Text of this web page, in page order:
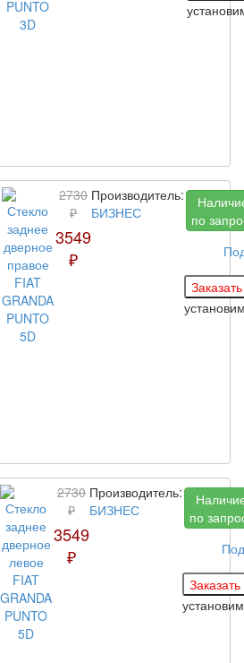
2730
₽
3549
₽
Производитель:
БИЗНЕС
по
2730
₽
3549
₽
Производитель:
БИЗНЕС
по